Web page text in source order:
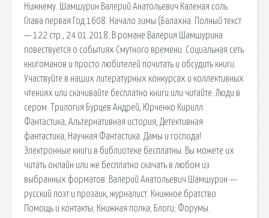
Нижнему. Шамшурин Валерий Анатольевич Каленая соль
Глава первая Год 1608. Начало зимы (Балахна. Полный текст
— 122 стр., 24.01.2018. В романе Валерия Шамшурина
повествуется о событиях Смутного времени. Социальная сеть
книгоманов и просто любителей почитать и обсудить книги.
Участвуйте в наших литературных конкурсах и коллективных
чтениях или скачивайте бесплатно книги или читайте. Люди в
сером. Трилогия Бурцев Андрей, Юрченко Кирилл
Фантастика, Альтернативная история, Детективная
фантастика, Научная Фантастика. Дамы и господа!
Электронные книги в библиотеке бесплатны. Вы можете их
читать онлайн или же бесплатно скачать в любом из
выбранных форматов: Валерий Анатольевич Шамшурин —
русский поэт и прозаик, журналист. Книжное братство
Помощь и контакты; Книжная полка; Блоги; Форумы.